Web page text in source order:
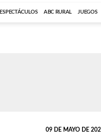
ESPECTÁCULOS ABC RURAL JUEGOS
09 DE MAYO DE